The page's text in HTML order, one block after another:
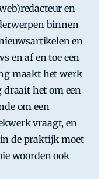
en
binnen
en
en af en toe een
maakt het werk
draait het om een
om een
vraagt, en
de praktijk moet
woorden ook